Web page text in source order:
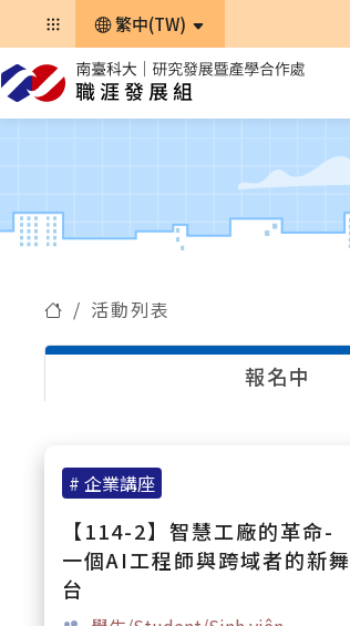
繁中(TW)
活動列表
報名中
# 企業講座
【114-2】智慧工廠的革命-
一個AI工程師與跨域者的新舞
台